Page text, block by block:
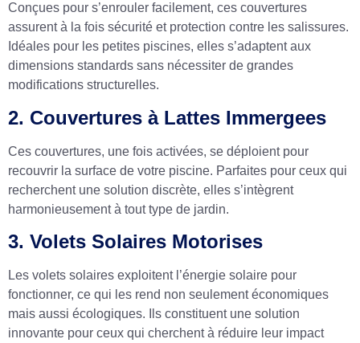
Conçues pour s’enrouler facilement, ces couvertures
assurent à la fois sécurité et protection contre les salissures.
Idéales pour les petites piscines, elles s’adaptent aux
dimensions standards sans nécessiter de grandes
modifications structurelles.
2. Couvertures à Lattes Immergees
Ces couvertures, une fois activées, se déploient pour
recouvrir la surface de votre piscine. Parfaites pour ceux qui
recherchent une solution discrète, elles s’intègrent
harmonieusement à tout type de jardin.
3. Volets Solaires Motorises
Les volets solaires exploitent l’énergie solaire pour
fonctionner, ce qui les rend non seulement économiques
mais aussi écologiques. Ils constituent une solution
innovante pour ceux qui cherchent à réduire leur impact